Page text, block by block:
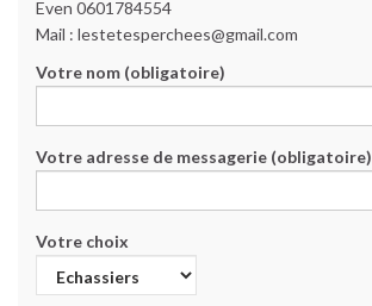
Even 0601784554
Mail : lestetesperchees@gmail.com
Votre nom (obligatoire)
Votre adresse de messagerie (obligatoire)
Votre choix